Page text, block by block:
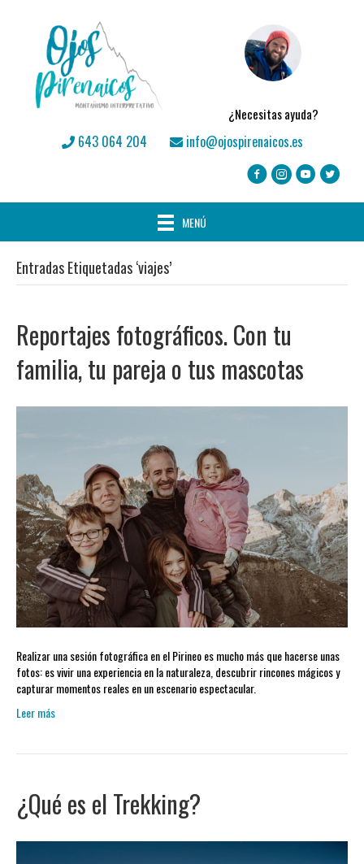
¿Necesitas ayuda?
643 064 204 info@ojospirenaicos.es
MENÚ
Entradas Etiquetadas ‘viajes’
Reportajes fotográficos. Con tu
familia, tu pareja o tus mascotas
Realizar una sesión fotográfica en el Pirineo es mucho más que hacerse unas
fotos: es vivir una experiencia en la naturaleza, descubrir rincones mágicos y
capturar momentos reales en un escenario espectacular.
Leer más
¿Qué es el Trekking?